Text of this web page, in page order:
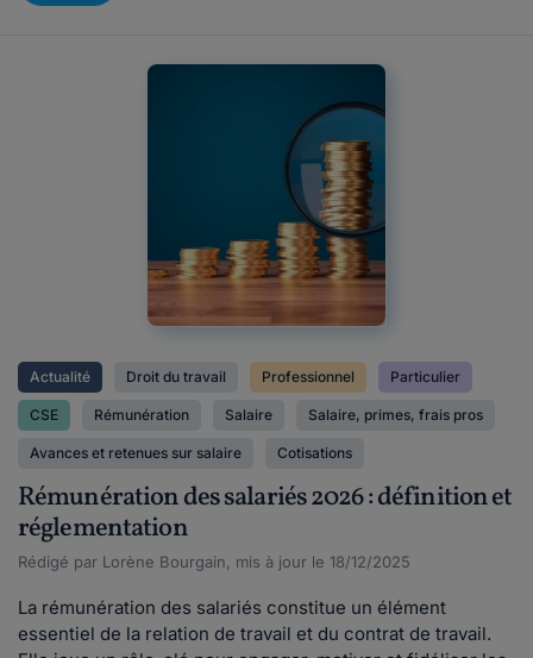
Actualité Droit du travail Professionnel Particulier
CSE Rémunération Salaire Salaire, primes, frais pros
Avances et retenues sur salaire Cotisations
Rémunération des salariés 2026 : définition et
réglementation
Rédigé par Lorène Bourgain, mis à jour le 18/12/2025
La rémunération des salariés constitue un élément
essentiel de la relation de travail et du contrat de travail.